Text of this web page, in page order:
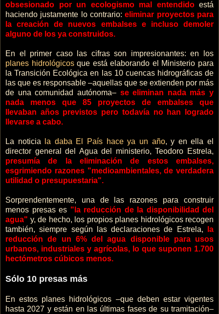
obsesionado por un ecologismo mal entendidoestá
haciendo justamente lo contrario:eliminar proyectos para
la creación de nuevos embalses e incluso demoler
alguno de los ya construidos.
En el primer caso las cifras son impresionantes: en los
planes hidrológicosque está elaborando el Ministerio para
la Transición Ecológica en las 10 cuencas hidrográficas de
las que es responsable –aquellas que se extienden por más
de una comunidad autónoma– se eliminan nada más y
nada menos que 85 proyectos de embalses que
llevaban años previstos pero todavía no han logrado
llevarse a cabo.
La noticia la daba El País hace ya un año, y en ella el
director general del Agua del ministerio, Teodoro Estrela,
presumía de la eliminación de estos embalses,
esgrimiendo razones "medioambientales, de verdadera
utilidad o presupuestaria".
Sorprendentemente, una de las razones para construir
menos presas es "la reducción de la disponibilidad del
agua" y, de hecho, los propios planes hidrológicos recogen
también, siempre según las declaraciones de Estrela,
la
reducción de un 6% del agua disponible para usos
urbanos, industriales y agrícolas, lo que suponen 1.700
hectómetros cúbicos menos.
Sólo 10 presas más
En estos planes hidrológicos –que deben estar vigentes
hasta 2027 y están en las últimas fases de su tramitación–